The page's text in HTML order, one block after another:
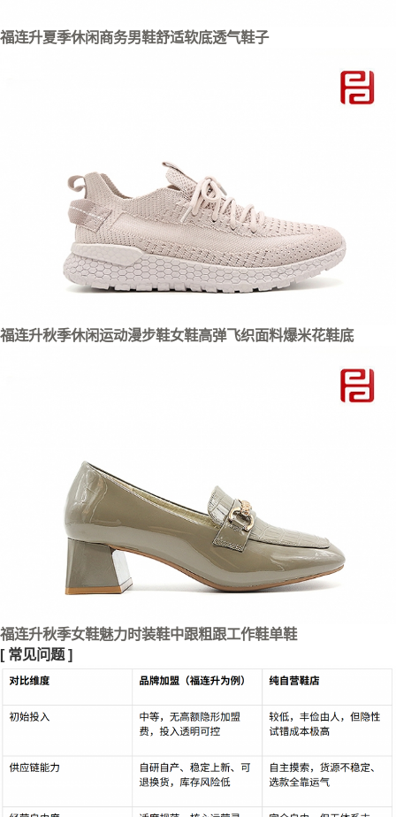
福连升夏季休闲商务男鞋舒适软底透气鞋子
福连升秋季休闲运动漫步鞋女鞋高弹飞织面料爆米花鞋底
福连升秋季女鞋魅力时装鞋中跟粗跟工作鞋单鞋
[ 常见问题 ]